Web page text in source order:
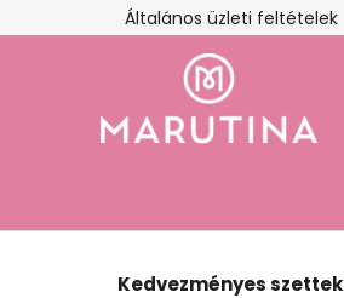
a
Általános üzleti feltételek
Kedvezményes szettek